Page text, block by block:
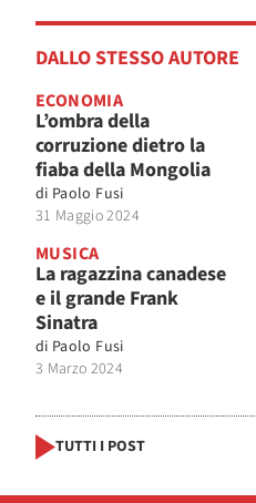
DALLO STESSO AUTORE
ECONOMIA
L’ombra della
corruzione dietro la
fiaba della Mongolia
di Paolo Fusi
31 Maggio 2024
MUSICA
La ragazzina canadese
e il grande Frank
Sinatra
di Paolo Fusi
3 Marzo 2024
TUTTI I POST